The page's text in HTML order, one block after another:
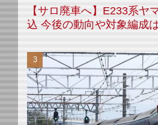
【サロ廃車へ】E233系ヤ
込 今後の動向や対象編成